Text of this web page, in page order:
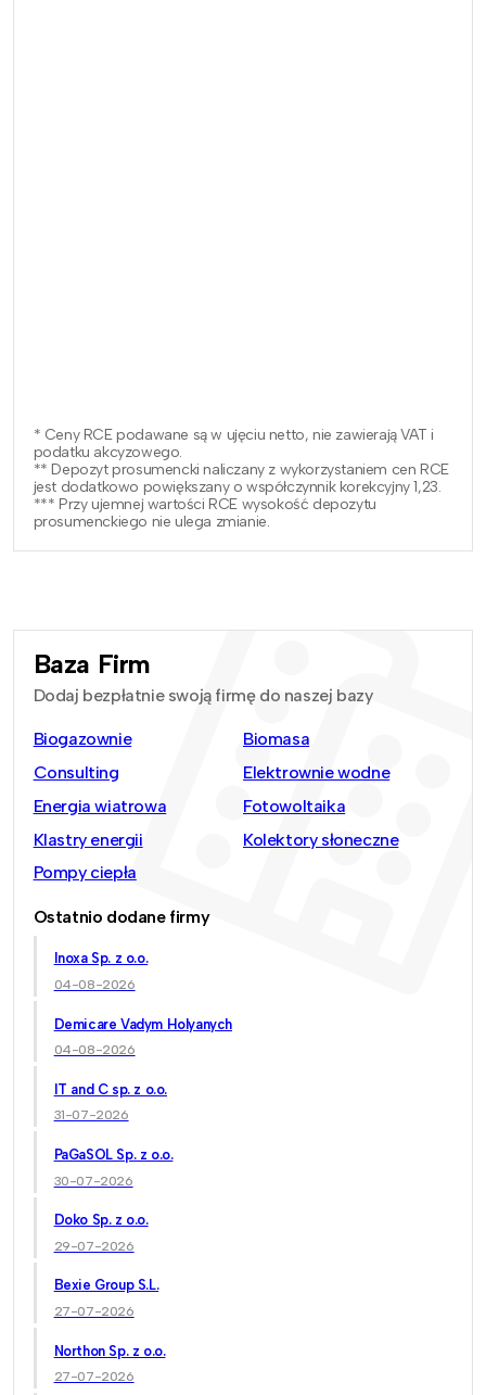
* Ceny RCE podawane są w ujęciu netto, nie zawierają VAT i
podatku akcyzowego.
** Depozyt prosumencki naliczany z wykorzystaniem cen RCE
jest dodatkowo powiększany o współczynnik korekcyjny 1,23.
*** Przy ujemnej wartości RCE wysokość depozytu
prosumenckiego nie ulega zmianie.
Baza Firm
Dodaj bezpłatnie swoją firmę do naszej bazy
Biogazownie
Biomasa
Consulting
Elektrownie wodne
Energia wiatrowa
Fotowoltaika
Klastry energii
Kolektory słoneczne
Pompy ciepła
Ostatnio dodane firmy
Inoxa Sp. z o.o.
04-08-2026
Demicare Vadym Holyanych
04-08-2026
IT and C sp. z o.o.
31-07-2026
PaGaSOL Sp. z o.o.
30-07-2026
Doko Sp. z o.o.
29-07-2026
Bexie Group S.L.
27-07-2026
Northon Sp. z o.o.
27-07-2026